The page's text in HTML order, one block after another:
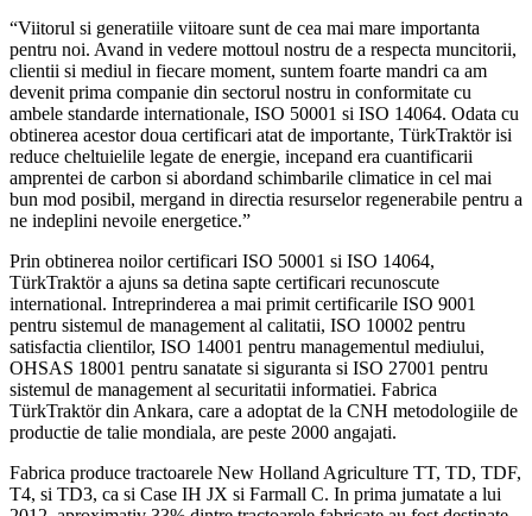
“Viitorul si generatiile viitoare sunt de cea mai mare importanta
pentru noi. Avand in vedere mottoul nostru de a respecta muncitorii,
clientii si mediul in fiecare moment, suntem foarte mandri ca am
devenit prima companie din sectorul nostru in conformitate cu
ambele standarde internationale, ISO 50001 si ISO 14064. Odata cu
obtinerea acestor doua certificari atat de importante, TürkTraktör isi
reduce cheltuielile legate de energie, incepand era cuantificarii
amprentei de carbon si abordand schimbarile climatice in cel mai
bun mod posibil, mergand in directia resurselor regenerabile pentru a
ne indeplini nevoile energetice.”
Prin obtinerea noilor certificari ISO 50001 si ISO 14064,
TürkTraktör a ajuns sa detina sapte certificari recunoscute
international. Intreprinderea a mai primit certificarile ISO 9001
pentru sistemul de management al calitatii, ISO 10002 pentru
satisfactia clientilor, ISO 14001 pentru managementul mediului,
OHSAS 18001 pentru sanatate si siguranta si ISO 27001 pentru
sistemul de management al securitatii informatiei. Fabrica
TürkTraktör din Ankara, care a adoptat de la CNH metodologiile de
productie de talie mondiala, are peste 2000 angajati.
Fabrica produce tractoarele New Holland Agriculture TT, TD, TDF,
T4, si TD3, ca si Case IH JX si Farmall C. In prima jumatate a lui